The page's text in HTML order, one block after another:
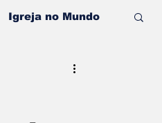
Igreja no Mundo